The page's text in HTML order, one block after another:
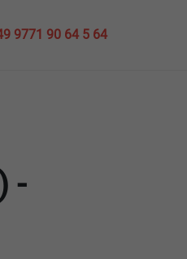
9771 90 64 5 64
-